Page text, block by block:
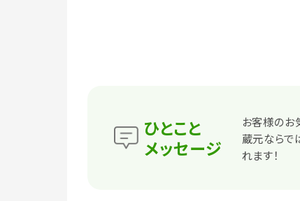
ひとこと
メッセージ
お客様のお
蔵元ならで
れます！